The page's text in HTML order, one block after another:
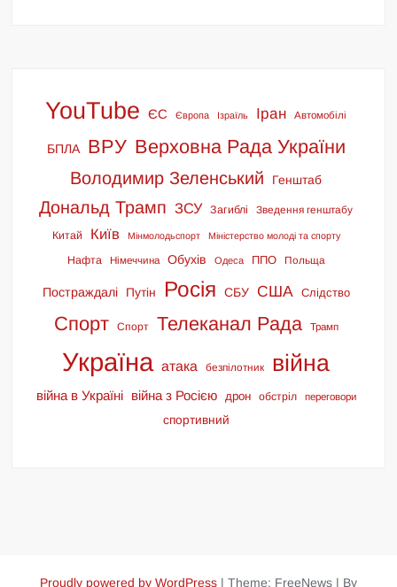
YouTube ЄС Європа Ізраїль Іран Автомобілі
БПЛА ВРУ Верховна Рада України
Володимир Зеленський Генштаб
Дональд Трамп ЗСУ Загиблі Зведення генштабу
Китай Київ Мінмолодьспорт Міністерство молоді та спорту
Нафта Німеччина Обухів Одеса ППО Польща
Постраждалі Путін Росія СБУ США Слідство
Спорт Спорт Телеканал Рада Трамп
Україна атака безпілотник війна
війна в Україні війна з Росією дрон обстріл переговори
спортивний
Proudly powered by WordPress | Theme: FreeNews | By